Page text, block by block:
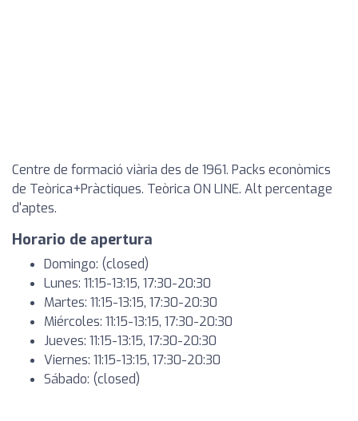
Centre de formació viària des de 1961. Packs econòmics
de Teòrica+Pràctiques. Teòrica ON LINE. Alt percentage
d'aptes.
Horario de apertura
Domingo: (closed)
Lunes: 11:15-13:15, 17:30-20:30
Martes: 11:15-13:15, 17:30-20:30
Miércoles: 11:15-13:15, 17:30-20:30
Jueves: 11:15-13:15, 17:30-20:30
Viernes: 11:15-13:15, 17:30-20:30
Sábado: (closed)